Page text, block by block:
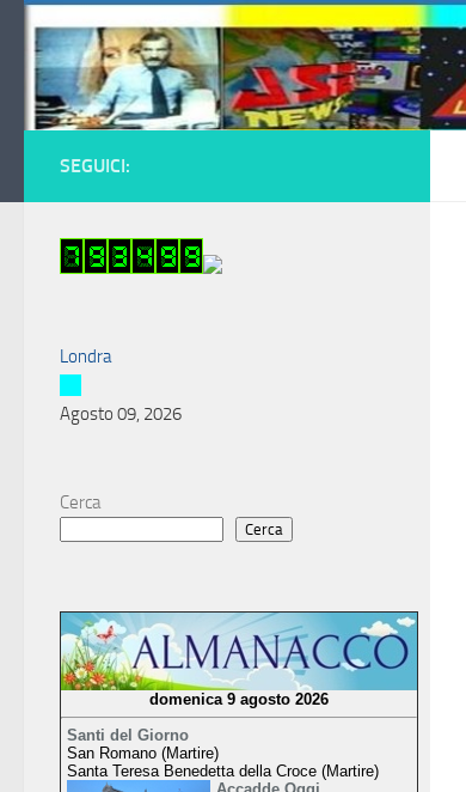
Salta al contenuto
SEGUICI:
Londra
Agosto 09, 2026
Cerca
Cerca